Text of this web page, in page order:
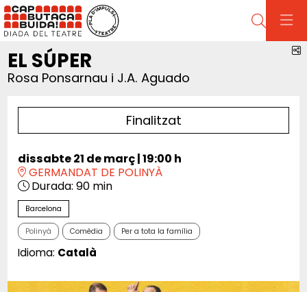
Cerca
EL SÚPER
Rosa Ponsarnau i J.A. Aguado
Finalitzat
dissabte 21 de març|19:00 h
GERMANDAT DE POLINYÀ
Durada: 90 min
Barcelona
Polinyà Comèdia Per a tota la família
Idioma: Català